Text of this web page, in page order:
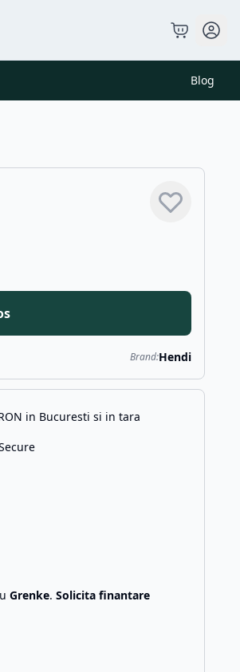
Blog
Brand:Hendi
in Bucuresti si in tara
Grenke. Solicita finantare